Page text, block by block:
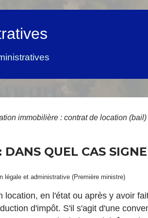
immobilière : contrat de location (bail)
QUEL CAS
légale et administrative (Première ministre)
location, en l'état ou après y avoir
d'impôt. S'il s'agit d'une